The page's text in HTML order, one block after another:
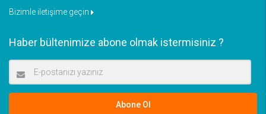
Bizimle iletişime geçin
Haber bültenimize abone olmak istermisiniz ?
Abone Ol